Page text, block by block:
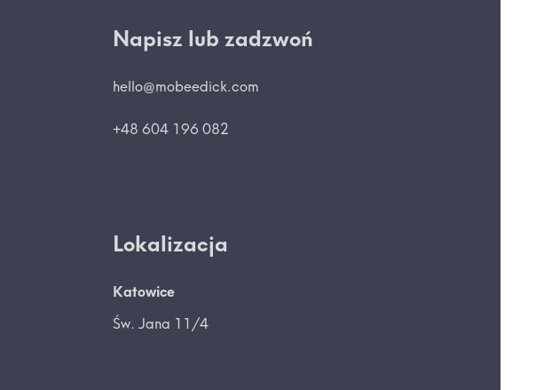
Napisz lub zadzwoń
hello@mobeedick.com
+48 604 196 082
Lokalizacja
Katowice
Św. Jana 11/4